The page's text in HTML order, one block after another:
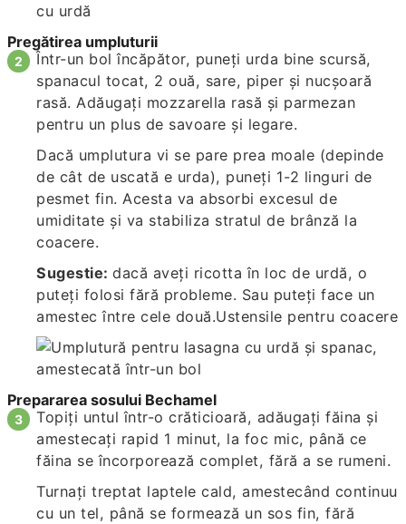
Pregătirea umpluturii
Într-un bol încăpător, puneți urda bine scursă,
spanacul tocat, 2 ouă, sare, piper și nucșoară
rasă. Adăugați mozzarella rasă și parmezan
pentru un plus de savoare și legare.
Dacă umplutura vi se pare prea moale (depinde
de cât de uscată e urda), puneți 1-2 linguri de
pesmet fin. Acesta va absorbi excesul de
umiditate și va stabiliza stratul de brânză la
coacere.
Sugestie:dacă aveți ricotta în loc de urdă, o
puteți folosi fără probleme. Sau puteți face un
amestec între cele două.Ustensile pentru coacere
Prepararea sosului Bechamel
Topiți untul într-o crăticioară, adăugați făina și
amestecați rapid 1 minut, la foc mic, până ce
făina se încorporează complet, fără a se rumeni.
Turnați treptat laptele cald, amestecând continuu
cu un tel, până se formează un sos fin, fără